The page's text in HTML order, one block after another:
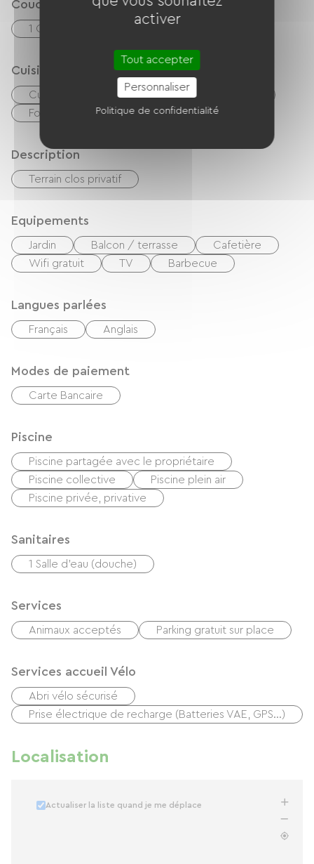
Couchage
1 Canapés convertibles
Cuisine
Cuisine Réfrigérateur
Four
Congélateur
Description
Terrain clos privatif
Equipements
Jardin Balcon / terrasse
Cafetière
Wifi gratuit
TV Barbecue
Langues parlées
Français Anglais
Modes de paiement
Carte Bancaire
Piscine
Piscine partagée avec le propriétaire
Piscine collective
Piscine plein air
Piscine privée, privative
Sanitaires
1 Salle d'eau (douche)
Services
Animaux acceptés Parking gratuit sur place
Services accueil Vélo
Abri vélo sécurisé
Prise électrique de recharge (Batteries VAE, GPS…)
Localisation
Actualiser la liste quand je me déplace
activer
Tout accepter
Personnaliser
Politique de confidentialité